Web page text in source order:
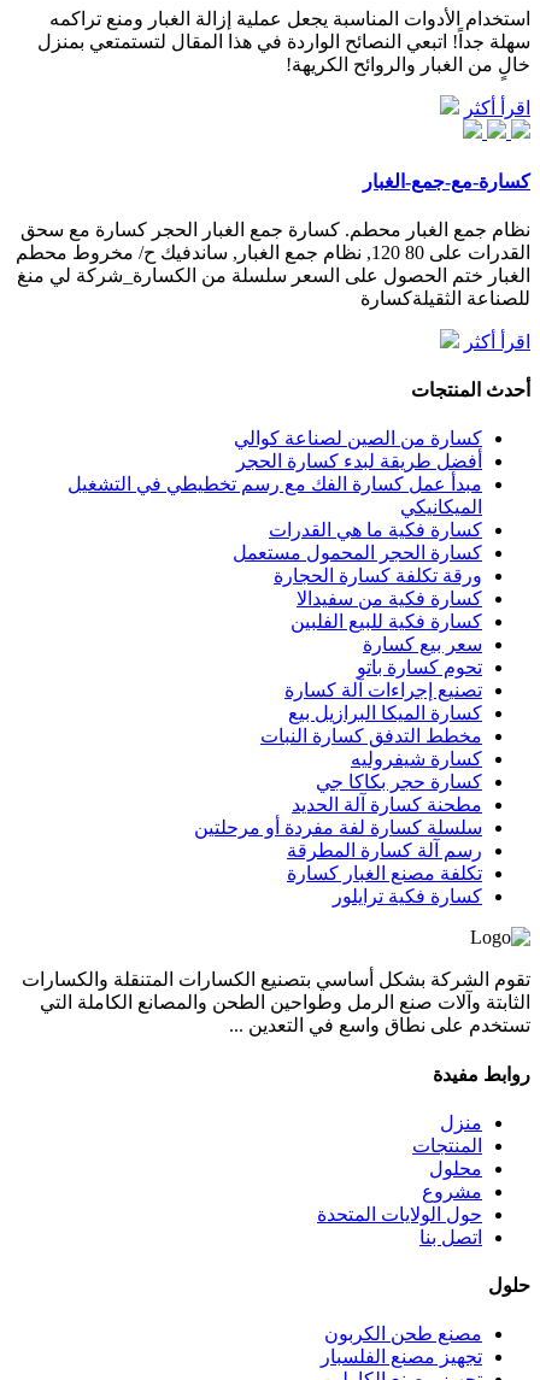
استخدام الأدوات المناسبة يجعل عملية إزالة الغبار ومنع تراكمه
سهلة جداً! اتبعي النصائح الواردة في هذا المقال لتستمتعي بمنزل
خالٍ من الغبار والروائح الكريهة!
اقرأ أكثر
كسارة-مع-جمع-الغبار
نظام جمع الغبار محطم. كسارة جمع الغبار الحجر كسارة مع سحق
القدرات على 80 120, نظام جمع الغبار, ساندفيك ح/ مخروط محطم
الغبار ختم الحصول على السعر سلسلة من الكسارة_شركة لي منغ
للصناعة الثقيلةكسارة
اقرأ أكثر
أحدث المنتجات
كسارة من الصين لصناعة كوالي
أفضل طريقة لبدء كسارة الحجر
مبدأ عمل كسارة الفك مع رسم تخطيطي في التشغيل
الميكانيكي
كسارة فكية ما هي القدرات
كسارة الحجر المحمول مستعمل
ورقة تكلفة كسارة الحجارة
كسارة فكية من سفيدالا
كسارة فكية للبيع الفلبين
سعر بيع كسارة
تحوم كسارة باتو
تصنيع إجراءات آلة كسارة
كسارة الميكا البرازيل بيع
مخطط التدفق كسارة النبات
كسارة شيفروليه
كسارة حجر بكاكا جي
مطحنة كسارة آلة الحديد
سلسلة كسارة لفة مفردة أو مرحلتين
رسم آلة كسارة المطرقة
تكلفة مصنع الغبار كسارة
كسارة فكية ترايلور
تقوم الشركة بشكل أساسي بتصنيع الكسارات المتنقلة والكسارات
الثابتة وآلات صنع الرمل وطواحين الطحن والمصانع الكاملة التي
تستخدم على نطاق واسع في التعدين ...
روابط مفيدة
منزل
المنتجات
محلول
مشروع
حول الولايات المتحدة
اتصل بنا
حلول
مصنع طحن الكربون
تجهيز مصنع الفلسبار